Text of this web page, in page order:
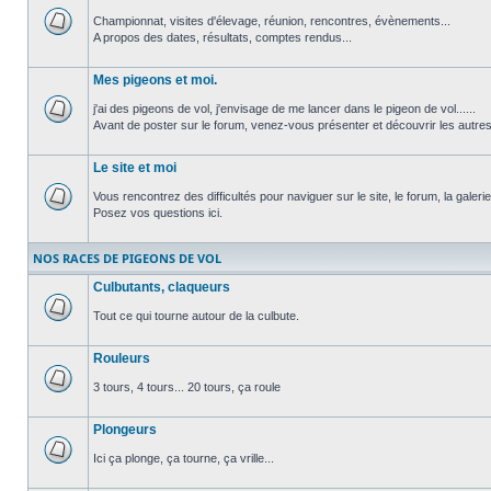
Aucun
non
Championnat, visites d'élevage, réunion, rencontres, évènements...
A propos des dates, résultats, comptes rendus...
Aucun
non
Mes pigeons et moi.
j'ai des pigeons de vol, j'envisage de me lancer dans le pigeon de vol......
Avant de poster sur le forum, venez-vous présenter et découvrir les
Aucun
Le site et moi
Vous rencontrez des difficultés pour naviguer sur le site, le forum, la
Posez vos questions ici.
NOS RACES DE PIGEONS DE VOL
message
non
Culbutants, claqueurs
Tout ce qui tourne autour de la culbute.
message
non
Rouleurs
3 tours, 4 tours... 20 tours, ça roule
message
Plongeurs
Ici ça plonge, ça tourne, ça vrille...